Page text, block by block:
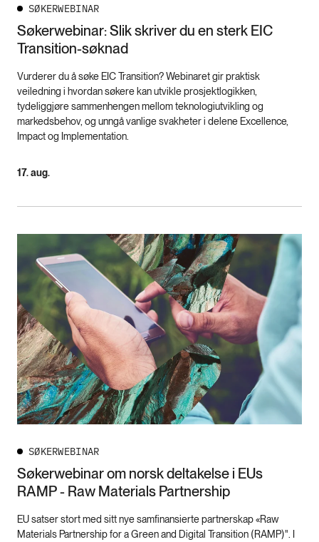
SØKERWEBINAR
Søkerwebinar: Slik skriver du en sterk EIC
Transition-søknad
Vurderer du å søke EIC Transition? Webinaret gir praktisk
veiledning i hvordan søkere kan utvikle prosjektlogikken,
tydeliggjøre sammenhengen mellom teknologiutvikling og
markedsbehov, og unngå vanlige svakheter i delene Excellence,
Impact og Implementation.
17. aug.
SØKERWEBINAR
Søkerwebinar om norsk deltakelse i EUs
RAMP - Raw Materials Partnership
EU satser stort med sitt nye samfinansierte partnerskap «Raw
Materials Partnership for a Green and Digital Transition (RAMP)". I